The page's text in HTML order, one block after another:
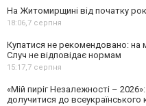
На Житомирщині від початку
18:06, 7 серпня
Купатися не рекомендовано: на
Случ не відповідає нормам
15:17, 7 серпня
«Мій пиріг Незалежності –
долучитися до всеукраїнського